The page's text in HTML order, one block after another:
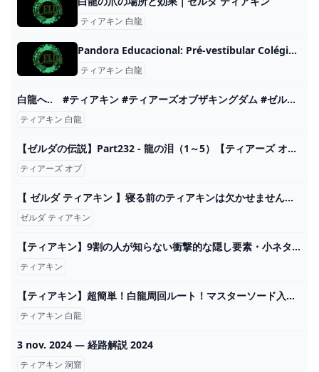
ティアキン 白龍
Pandora Educacional: Pré-vestibular Colégio e Cursos!
ティアキン 白龍
白龍へ‥ #ティアキン #ティアーズオブザキングダム #ゼルダの伝説 - YouTube
ティアキン 白龍
【ゼルダの伝説】Part232 - 龍の泪（1～5）【ティアーズ オブ ザ キングダム】 - YouTube
ティアーズ オブ
【 ゼルダ ティアキン 】寝る前のティアキンは欠かせませんなぁ！【 桃鈴ねね / ホロライブ 】#8 - YouTube
ゼルダ ティアキン
【ティアキン】9割の人が知らない衝撃的な隠し要素・小ネタ15選【ゼルダの伝説ティアーズオブザキングダム/豆知識】【ゆっくり解説】 - YouTube
ティアキン
【ティアキン】超簡単！白龍周回ルート！マスターソード入手が楽になるチャレンジ！【ゼルダの伝説】 - YouTube
ティアキン 白龍
3 nov. 2024 — 経路解説 2024
ティアキン 洞窟